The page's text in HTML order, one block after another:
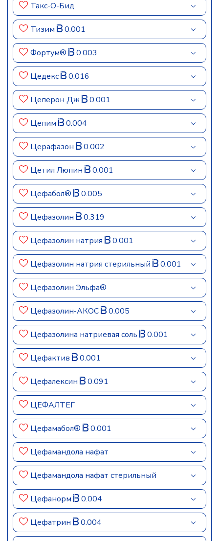
Такс-О-Бид
Тизим 0.001
Фортум® 0.003
Цедекс 0.016
Цеперон Дж 0.001
Цепим 0.004
Церафазон 0.002
Цетил Люпин 0.001
Цефабол® 0.005
Цефазолин 0.319
Цефазолин натрия 0.001
Цефазолин натрия стерильный 0.001
Цефазолин Эльфа®
Цефазолин-АКОС 0.005
Цефазолина натриевая соль 0.001
Цефактив 0.001
Цефалексин 0.091
ЦЕФАЛТЕГ
Цефамабол® 0.001
Цефамандола нафат
Цефамандола нафат стерильный
Цефанорм 0.004
Цефатрин 0.004